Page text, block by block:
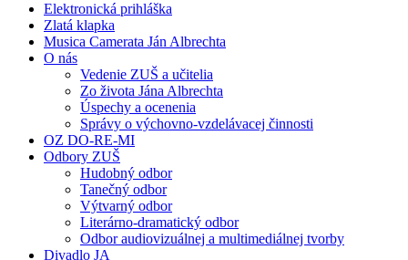
Elektronická prihláška
Zlatá klapka
Musica Camerata Ján Albrechta
O nás
Vedenie ZUŠ a učitelia
Zo života Jána Albrechta
Úspechy a ocenenia
Správy o výchovno-vzdelávacej činnosti
OZ DO-RE-MI
Odbory ZUŠ
Hudobný odbor
Tanečný odbor
Výtvarný odbor
Literárno-dramatický odbor
Odbor audiovizuálnej a multimediálnej tvorby
Divadlo JA